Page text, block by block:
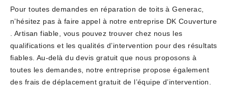
Pour toutes demandes en réparation de toits à Generac,
n’hésitez pas à faire appel à notre entreprise DK Couverture
. Artisan fiable, vous pouvez trouver chez nous les
qualifications et les qualités d’intervention pour des résultats
fiables. Au-delà du devis gratuit que nous proposons à
toutes les demandes, notre entreprise propose également
des frais de déplacement gratuit de l’équipe d’intervention.